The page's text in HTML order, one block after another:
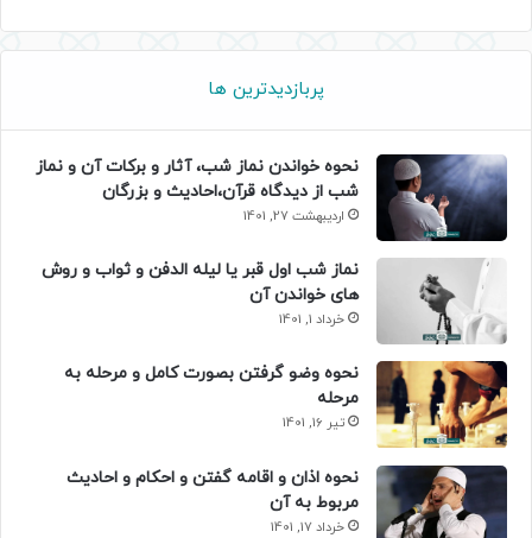
پربازدیدترین ها
نحوه خواندن نماز شب، آثار و برکات آن و نماز
شب از دیدگاه قرآن،احادیث و بزرگان
اردیبهشت 27, 1401
نماز شب اول قبر یا لیله الدفن و ثواب و روش
های خواندن آن
خرداد 1, 1401
نحوه وضو گرفتن بصورت کامل و مرحله به
مرحله
تیر 16, 1401
نحوه اذان و اقامه گفتن و احکام و احادیث
مربوط به آن
خرداد 17, 1401